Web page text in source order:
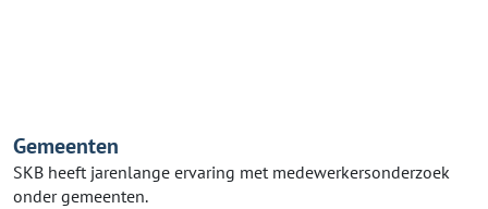
Gemeenten
SKB heeft jarenlange ervaring met medewerkersonderzoek
onder gemeenten.